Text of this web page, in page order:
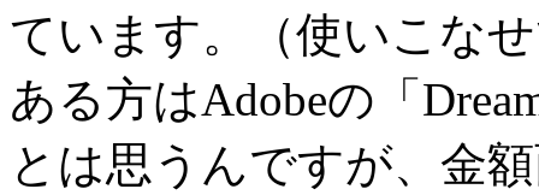
ています。（使いこな
ある方はAdobeの「
とは思うんですが、金